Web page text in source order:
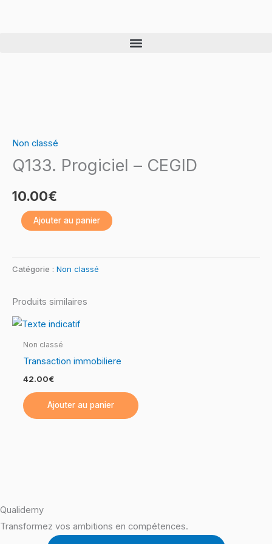
Non classé
Q133. Progiciel – CEGID
10.00€
Q133.
Progiciel
CEGID
Ajouter au panier
Catégorie : Non classé
Produits similaires
Non classé
Transaction immobiliere
42.00€
Ajouter au panier
Qualidemy
Transformez vos ambitions en compétences.